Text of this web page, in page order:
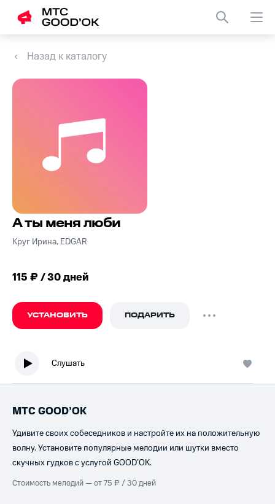
Назад к каталогу
А ты меня люби
Круг Ирина, EDGAR
115 ₽ / 30 дней
УСТАНОВИТЬ ПОДАРИТЬ
Слушать
МТС GOOD’OK
Удивите своих собеседников и настройте их на положительную
волну. Установите популярные мелодии или шутки вместо
скучных гудков с услугой GOOD’OK.
Стоимость мелодий — от 75 ₽ / 30 дней